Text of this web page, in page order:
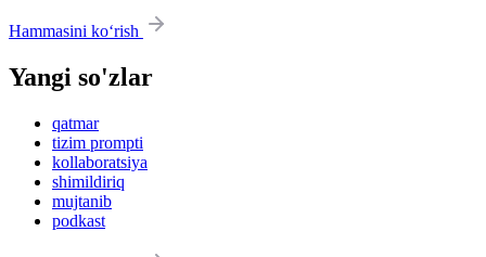
Hammasini ko‘rish
Yangi so'zlar
qatmar
tizim prompti
kollaboratsiya
shimildiriq
mujtanib
podkast